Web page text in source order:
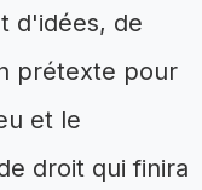
d'idées, de
prétexte pour
et le
droit qui finira